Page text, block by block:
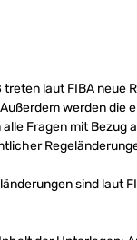
treten laut FIBA
werden
Fragen mit Bezug
sind laut